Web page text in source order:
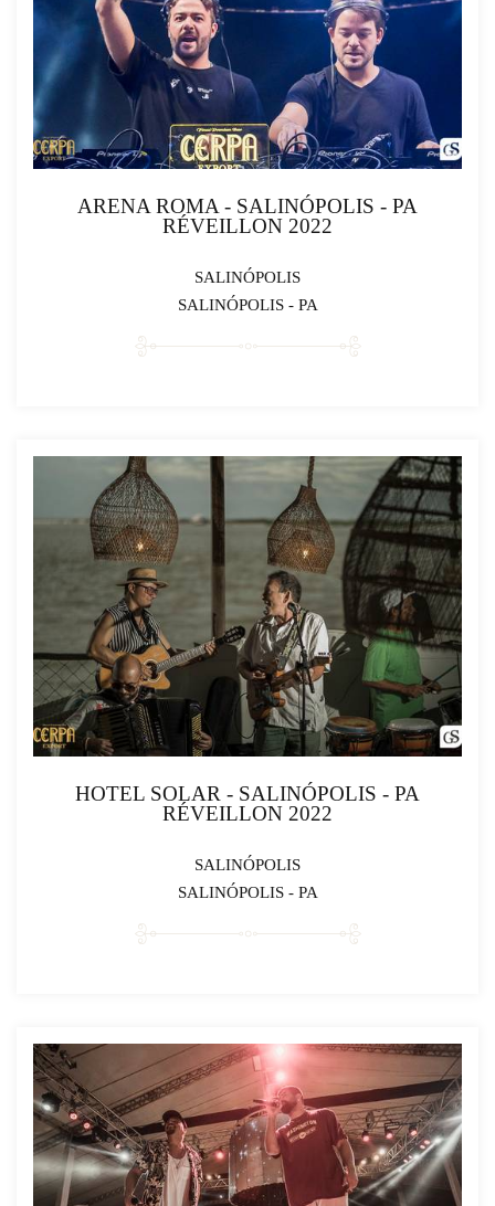
ARENA ROMA - SALINÓPOLIS - PA
RÉVEILLON 2022
SALINÓPOLIS
SALINÓPOLIS - PA
HOTEL SOLAR - SALINÓPOLIS - PA
RÉVEILLON 2022
SALINÓPOLIS
SALINÓPOLIS - PA